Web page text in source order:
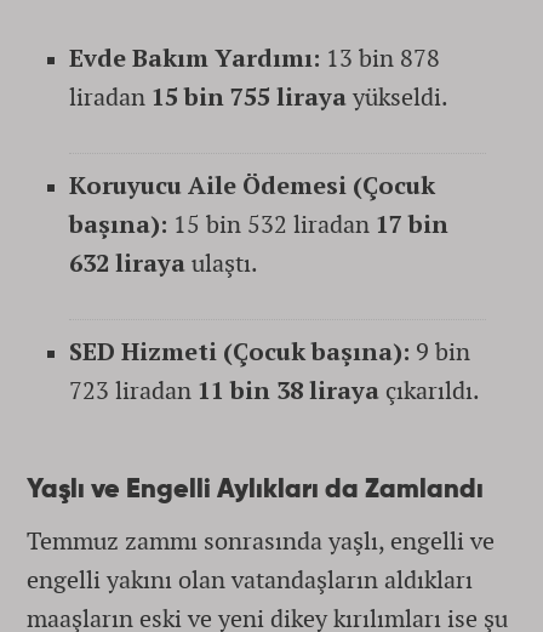
Evde Bakım Yardımı: 13 bin 878
liradan 15 bin 755 lirayayükseldi.
Koruyucu Aile Ödemesi (Çocuk
başına): 15 bin 532 liradan 17 bin
632 lirayaulaştı.
SED Hizmeti (Çocuk başına): 9 bin
723 liradan 11 bin 38 liraya çıkarıldı.
Yaşlı ve Engelli Aylıkları da Zamlandı
Temmuz zammı sonrasında yaşlı, engelli ve
engelli yakını olan vatandaşların aldıkları
maaşların eski ve yeni dikey kırılımları ise şu